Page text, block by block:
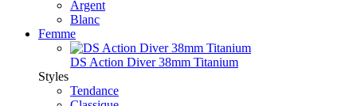
Argent
Blanc
Femme
DS Action Diver 38mm Titanium
Styles
Tendance